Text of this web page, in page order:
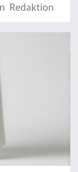
Redaktion